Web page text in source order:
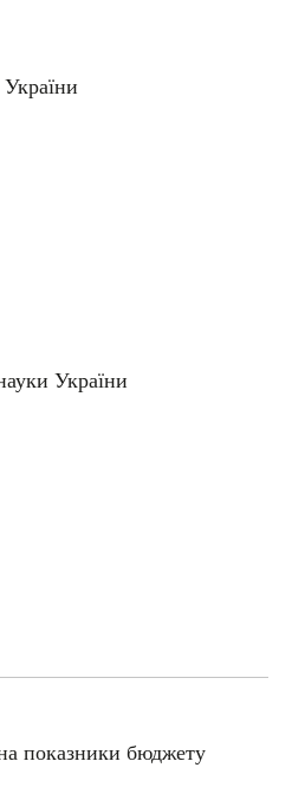
України
України
показники бюджету